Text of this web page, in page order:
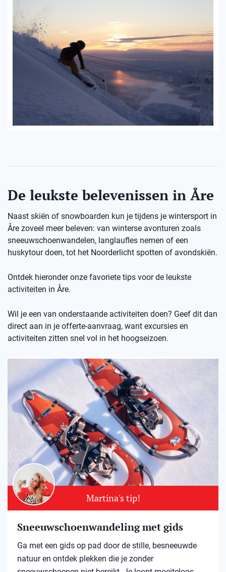
De leukste belevenissen in Åre
Naast skiën of snowboarden kun je tijdens je wintersport in
Åre zoveel meer beleven: van winterse avonturen zoals
sneeuwschoenwandelen, langlaufles nemen of een
huskytour doen, tot het Noorderlicht spotten of avondskiën.
Ontdek hieronder onze favoriete tips voor de leukste
activiteiten in Åre.
Wil je een van onderstaande activiteiten doen? Geef dit dan
direct aan in je offerte-aanvraag, want excursies en
activiteiten zitten snel vol in het hoogseizoen.
Martina's tip!
Sneeuwschoenwandeling met gids
Ga met een gids op pad door de stille, besneeuwde
natuur en ontdek plekken die je zonder